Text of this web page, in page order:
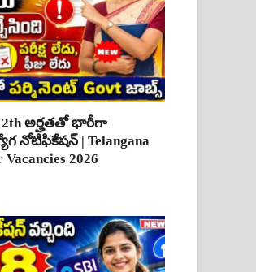
12th అర్హతతో భారీగా
నోటిఫికేషన్ | Telangana
Vacancies 2026